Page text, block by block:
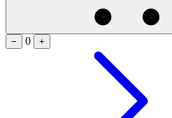
−
0 +